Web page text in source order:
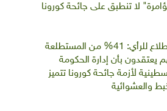
لا تنطبق على جائحة كورونا
استطلاع للرأي: 41% من المستطلعة
يعتقدون بأن إدارة الحكومة
لأزمة جائحة كورونا تتميز
والعشوائية